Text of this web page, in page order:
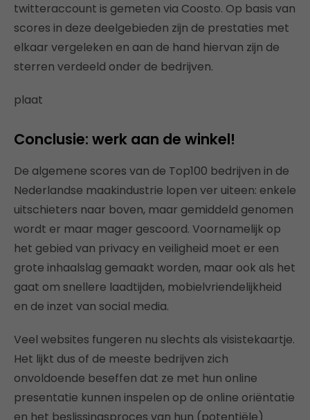
twitteraccount is gemeten via Coosto. Op basis van
scores in deze deelgebieden zijn de prestaties met
elkaar vergeleken en aan de hand hiervan zijn de
sterren verdeeld onder de bedrijven.
plaat
Conclusie: werk aan de winkel!
De algemene scores van de Top100 bedrijven in de
Nederlandse maakindustrie lopen ver uiteen: enkele
uitschieters naar boven, maar gemiddeld genomen
wordt er maar mager gescoord. Voornamelijk op
het gebied van privacy en veiligheid moet er een
grote inhaalslag gemaakt worden, maar ook als het
gaat om snellere laadtijden, mobielvriendelijkheid
en de inzet van social media.
Veel websites fungeren nu slechts als visistekaartje.
Het lijkt dus of de meeste bedrijven zich
onvoldoende beseffen dat ze met hun online
presentatie kunnen inspelen op de online oriëntatie